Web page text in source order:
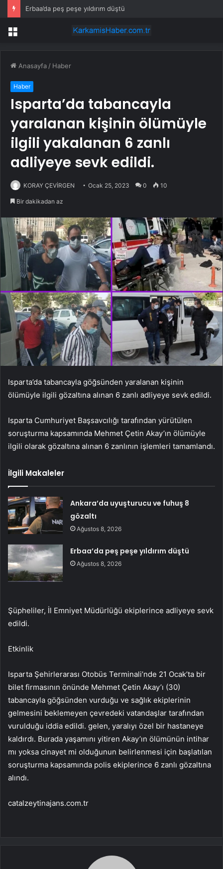
Erbaa’da peş peşe yıldırım düştü
Menü
Anasayfa / Haber
Haber
Isparta’da tabancayla
yaralanan kişinin ölümüyle
ilgili yakalanan 6 zanlı
adliyeye sevk edildi.
KORAY ÇEVİRGEN Ocak 25, 2023 0 10
Bir dakikadan az
Isparta’da tabancayla göğsünden yaralanan kişinin
ölümüyle ilgili gözaltına alınan 6 zanlı adliyeye sevk edildi.
Isparta Cumhuriyet Başsavcılığı tarafından yürütülen
soruşturma kapsamında Mehmet Çetin Akay’ın ölümüyle
ilgili olarak gözaltına alınan 6 zanlının işlemleri tamamlandı.
İlgili Makaleler
Ankara’da uyuşturucu ve fuhuş 8
gözaltı
Ağustos 8, 2026
Erbaa’da peş peşe yıldırım düştü
Ağustos 8, 2026
Şüpheliler, İl Emniyet Müdürlüğü ekiplerince adliyeye sevk
edildi.
Etkinlik
Isparta Şehirlerarası Otobüs Terminali’nde 21 Ocak’ta bir
bilet firmasının önünde Mehmet Çetin Akay’ı (30)
tabancayla göğsünden vurduğu ve sağlık ekiplerinin
gelmesini beklemeyen çevredeki vatandaşlar tarafından
vurulduğu iddia edildi. gelen, yaralıyı özel bir hastaneye
kaldırdı. Burada yaşamını yitiren Akay’ın ölümünün intihar
mı yoksa cinayet mi olduğunun belirlenmesi için başlatılan
soruşturma kapsamında polis ekiplerince 6 zanlı gözaltına
alındı.
catalzeytinajans.com.tr